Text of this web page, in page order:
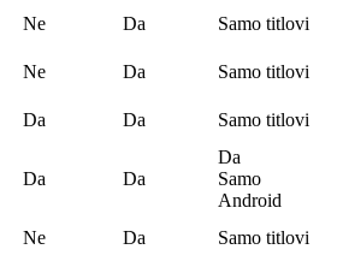
Ne Da
Samo titlovi
Ne Da
Samo titlovi
Da Da Samo titlovi
Da Da
Da
Samo
Android
Ne Da
Samo titlovi